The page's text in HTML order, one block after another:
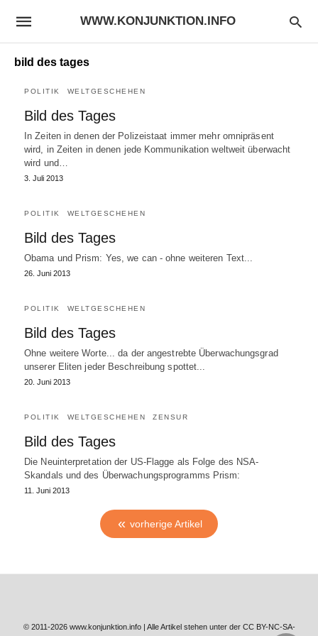
WWW.KONJUNKTION.INFO
bild des tages
POLITIK WELTGESCHEHEN
Bild des Tages
In Zeiten in denen der Polizeistaat immer mehr omnipräsent
wird, in Zeiten in denen jede Kommunikation weltweit überwacht
wird und…
3. Juli 2013
POLITIK WELTGESCHEHEN
Bild des Tages
Obama und Prism: Yes, we can - ohne weiteren Text...
26. Juni 2013
POLITIK WELTGESCHEHEN
Bild des Tages
Ohne weitere Worte... da der angestrebte Überwachungsgrad
unserer Eliten jeder Beschreibung spottet...
20. Juni 2013
POLITIK WELTGESCHEHEN ZENSUR
Bild des Tages
Die Neuinterpretation der US-Flagge als Folge des NSA-
Skandals und des Überwachungsprogramms Prism:
11. Juni 2013
vorherige Artikel
© 2011-2026 www.konjunktion.info | Alle Artikel stehen unter der CC BY-NC-SA-